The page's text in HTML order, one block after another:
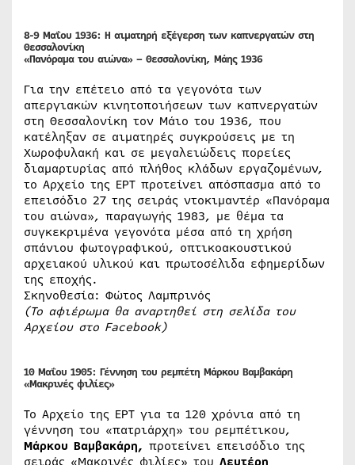
8-9 Μαΐου 1936: Η αιματηρή εξέγερση των καπνεργατών στη
Θεσσαλονίκη
«Πανόραμα του αιώνα» – Θεσσαλονίκη, Μάης 1936
Για την επέτειο από τα γεγονότα των
απεργιακών κινητοποιήσεων των καπνεργατών
στη Θεσσαλονίκη τον Μάιο του 1936, που
κατέληξαν σε αιματηρές συγκρούσεις με τη
Χωροφυλακή και σε μεγαλειώδεις πορείες
διαμαρτυρίας από πλήθος κλάδων εργαζομένων,
το Αρχείο της ΕΡΤ προτείνει απόσπασμα από το
επεισόδιο 27 της σειράς ντοκιμαντέρ «Πανόραμα
του αιώνα», παραγωγής 1983, με θέμα τα
συγκεκριμένα γεγονότα μέσα από τη χρήση
σπάνιου φωτογραφικού, οπτικοακουστικού
αρχειακού υλικού και πρωτοσέλιδα εφημερίδων
της εποχής.
Σκηνοθεσία: Φώτος Λαμπρινός
(Το αφιέρωμα θα αναρτηθεί στη σελίδα του
Αρχείου στο Facebook)
10 Μαΐου 1905: Γέννηση του ρεμπέτη Μάρκου Βαμβακάρη
«Μακρινές φιλίες»
Το Αρχείο της ΕΡΤ για τα 120 χρόνια από τη
γέννηση του «πατριάρχη» του ρεμπέτικου,
Μάρκου Βαμβακάρη, προτείνει επεισόδιο της